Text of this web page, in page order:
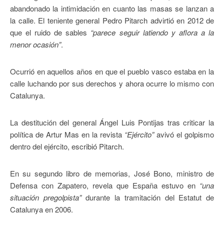
abandonado la intimidación en cuanto las masas se lanzan a
la calle. El teniente general Pedro Pitarch advirtió en 2012 de
que el ruido de sables “parece seguir latiendo y aflora a la
menor ocasión”.
Ocurrió en aquellos años en que el pueblo vasco estaba en la
calle luchando por sus derechos y ahora ocurre lo mismo con
Catalunya.
La destitución del general Ángel Luis Pontijas tras criticar la
política de Artur Mas en la revista “Ejército”avivó el golpismo
dentro del ejército, escribió Pitarch.
En su segundo libro de memorias, José Bono, ministro de
Defensa con Zapatero, revela que España estuvo en “una
situación pregolpista”durante la tramitación del Estatut de
Catalunya en 2006.